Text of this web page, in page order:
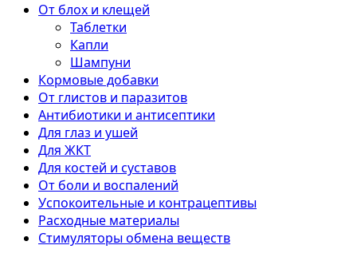
От блох и клещей
Таблетки
Капли
Шампуни
Кормовые добавки
От глистов и паразитов
Антибиотики и антисептики
Для глаз и ушей
Для ЖКТ
Для костей и суставов
От боли и воспалений
Успокоительные и контрацептивы
Расходные материалы
Стимуляторы обмена веществ